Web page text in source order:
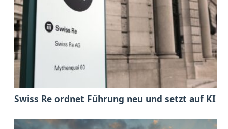
Swiss Re ordnet Führung neu und setzt auf KI